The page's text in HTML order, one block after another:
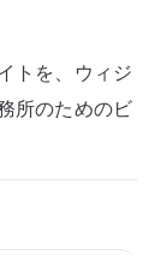
トを、ウィジ
所のためのビ